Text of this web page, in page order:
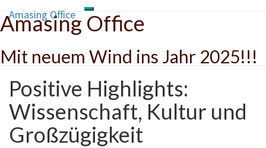
Skip
to
Toggle navigation
Amasing Office
Amasing Office
Mit neuem Wind ins Jahr 2025!!!
Positive
Highlights:
Wissenschaft,
Kultur
und
Großzügigkeit
Positive Highlights:
Wissenschaft, Kultur und
Großzügigkeit